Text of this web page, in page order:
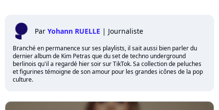
Par Yohann RUELLE | Journaliste
Branché en permanence sur ses playlists, il sait aussi bien parler du
dernier album de Kim Petras que du set de techno underground
berlinois qu'il a regardé hier soir sur TikTok. Sa collection de peluches
et figurines témoigne de son amour pour les grandes icônes de la pop
culture.